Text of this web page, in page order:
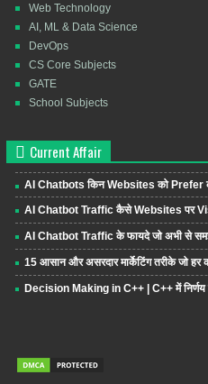
Web Technology
AI, ML & Data Science
DevOps
CS Core Subjects
GATE
School Subjects
Current Affair
AI Chatbots किन Websites को Prefer
AI Chatbot Traffic कैसे Websites पर
AI Chatbot Traffic के फायदे जो अभी से
15 आसान और असरदार मार्केटिंग तरीके जो हर
Decision Making in C++ | C++ में निर्णय